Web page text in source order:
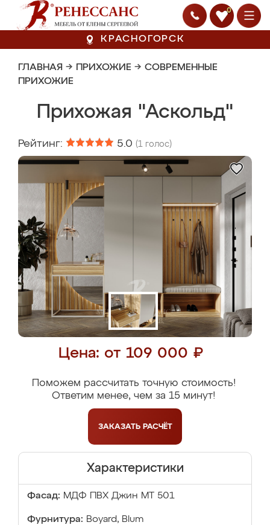
0
КРАСНОГОРСК
ГЛАВНАЯ → ПРИХОЖИЕ → СОВРЕМЕННЫЕ
ПРИХОЖИЕ
Прихожая "Аскольд"
Рейтинг: 5.0 (1 голос)
Цена: от 109 000 ₽
Поможем рассчитать точную стоимость!
Ответим менее, чем за 15 минут!
ЗАКАЗАТЬ РАСЧЁТ
Характеристики
Фасад: МДФ ПВХ Джин МТ 501
Фурнитура: Boyard, Blum